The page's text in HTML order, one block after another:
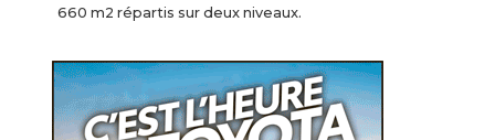
660 m2 répartis sur deux niveaux.